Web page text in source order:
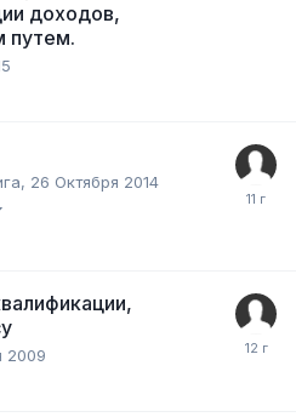
доходов,
путем.
, 26 Октября 2014
2009